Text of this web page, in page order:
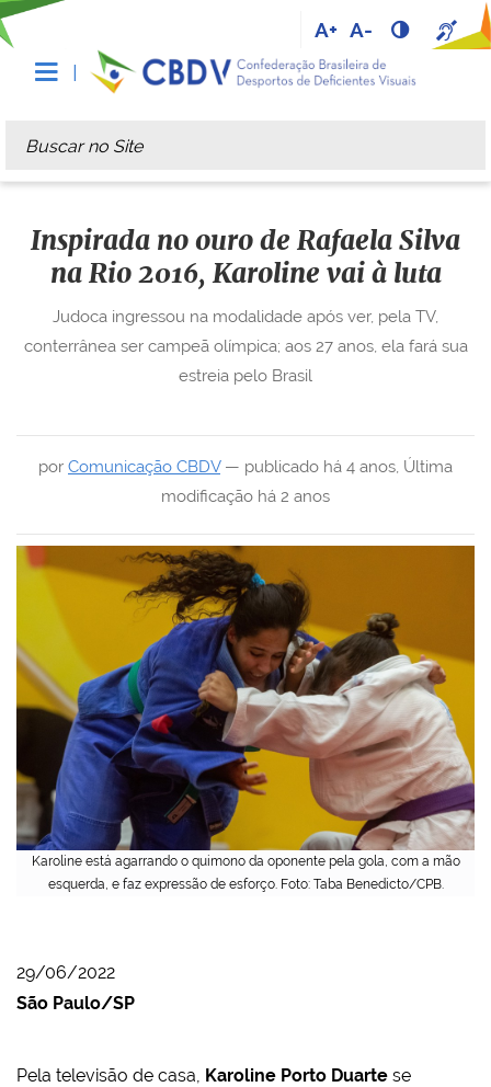
A+ A-
Busca
Busca Avançada…
Karoline está agarrando o quimono da oponente pela gola, com a mão
esquerda, e faz expressão de esforço. Foto: Taba Benedicto/CPB.
Inspirada no ouro de Rafaela Silva
na Rio 2016, Karoline vai à luta
por Comunicação CBDV— publicado há 4 anos, Última
modificação há 2 anos
Judoca ingressou na modalidade após ver, pela TV,
conterrânea ser campeã olímpica; aos 27 anos, ela fará sua
estreia pelo Brasil
29/06/2022
São Paulo/SP
Pela televisão de casa, Karoline Porto Duarte se